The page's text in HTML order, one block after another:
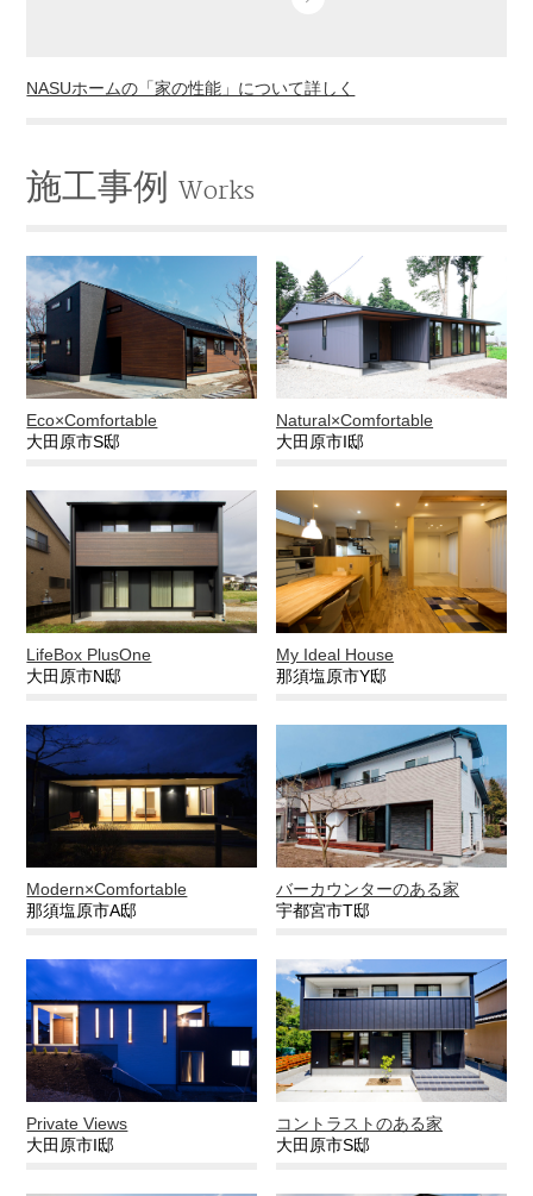
NASUホームの「家の性能」について詳しく
施工事例Works
Eco×Comfortable
大田原市S邸
Natural×Comfortable
大田原市I邸
LifeBox PlusOne
大田原市N邸
My Ideal House
那須塩原市Y邸
Modern×Comfortable
那須塩原市A邸
バーカウンターのある家
宇都宮市T邸
Private Views
大田原市I邸
コントラストのある家
大田原市S邸